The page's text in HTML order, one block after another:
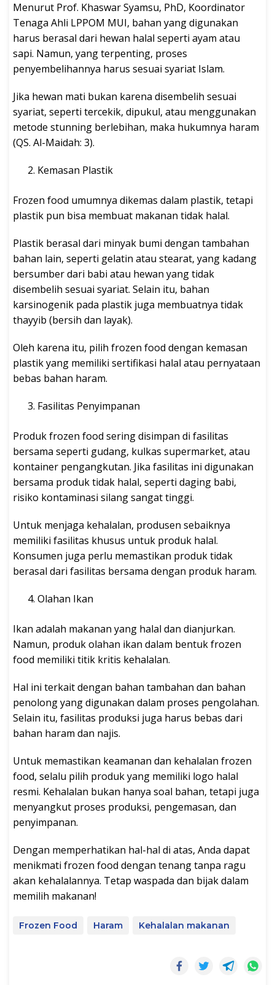
Menurut Prof. Khaswar Syamsu, PhD, Koordinator
Tenaga Ahli LPPOM MUI, bahan yang digunakan
harus berasal dari hewan halal seperti ayam atau
sapi. Namun, yang terpenting, proses
penyembelihannya harus sesuai syariat Islam.
Jika hewan mati bukan karena disembelih sesuai
syariat, seperti tercekik, dipukul, atau menggunakan
metode stunning berlebihan, maka hukumnya haram
(QS. Al-Maidah: 3).
Kemasan Plastik
Frozen food umumnya dikemas dalam plastik, tetapi
plastik pun bisa membuat makanan tidak halal.
Plastik berasal dari minyak bumi dengan tambahan
bahan lain, seperti gelatin atau stearat, yang kadang
bersumber dari babi atau hewan yang tidak
disembelih sesuai syariat. Selain itu, bahan
karsinogenik pada plastik juga membuatnya tidak
thayyib (bersih dan layak).
Oleh karena itu, pilih frozen food dengan kemasan
plastik yang memiliki sertifikasi halal atau pernyataan
bebas bahan haram.
Fasilitas Penyimpanan
Produk frozen food sering disimpan di fasilitas
bersama seperti gudang, kulkas supermarket, atau
kontainer pengangkutan. Jika fasilitas ini digunakan
bersama produk tidak halal, seperti daging babi,
risiko kontaminasi silang sangat tinggi.
Untuk menjaga kehalalan, produsen sebaiknya
memiliki fasilitas khusus untuk produk halal.
Konsumen juga perlu memastikan produk tidak
berasal dari fasilitas bersama dengan produk haram.
Olahan Ikan
Ikan adalah makanan yang halal dan dianjurkan.
Namun, produk olahan ikan dalam bentuk frozen
food memiliki titik kritis kehalalan.
Hal ini terkait dengan bahan tambahan dan bahan
penolong yang digunakan dalam proses pengolahan.
Selain itu, fasilitas produksi juga harus bebas dari
bahan haram dan najis.
Untuk memastikan keamanan dan kehalalan frozen
food, selalu pilih produk yang memiliki logo halal
resmi. Kehalalan bukan hanya soal bahan, tetapi juga
menyangkut proses produksi, pengemasan, dan
penyimpanan.
Dengan memperhatikan hal-hal di atas, Anda dapat
menikmati frozen food dengan tenang tanpa ragu
akan kehalalannya. Tetap waspada dan bijak dalam
memilih makanan!
Frozen Food Haram Kehalalan makanan